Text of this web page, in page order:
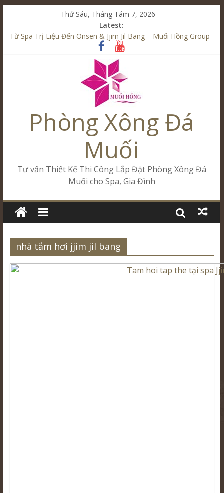
Thứ Sáu, Tháng Tám 7, 2026
Latest:
Từ Spa Trị Liệu Đến Onsen & Jjim Jil Bang – Muối Hồng Group
Kết Hợp Onsen & Jjim Jil Bang Trong Mô Hình Spa – Muối
Cham Riverside Onsen & Jjim Jil Bang Đà Nẵng Muối Hồng
Spa Jjim Jil Bang Kết Hợp Onsen – Kinh Doanh Chuẩn Sao –
Tăng Doanh Số Kinh Doanh Lắp Đặt Onsen & Jjim Jil Bang –
Muối Hồng Group
Phòng Xông Đá
Muối
Tư vấn Thiết Kế Thi Công Lắp Đặt Phòng Xông Đá
Muối cho Spa, Gia Đình
nhà tắm hơi jjim jil bang